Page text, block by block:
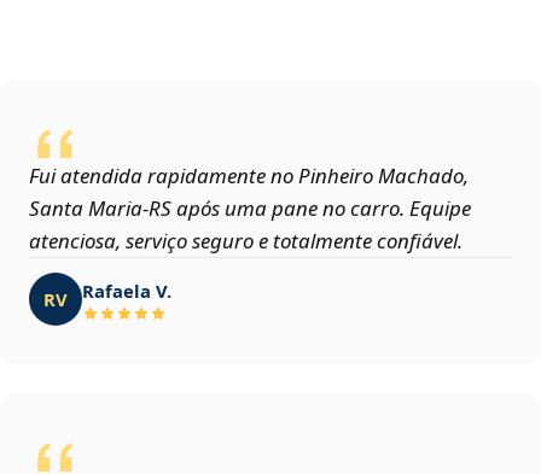
Fui atendida rapidamente no Pinheiro Machado,
Santa Maria‑RS após uma pane no carro. Equipe
atenciosa, serviço seguro e totalmente confiável.
RV Rafaela V.